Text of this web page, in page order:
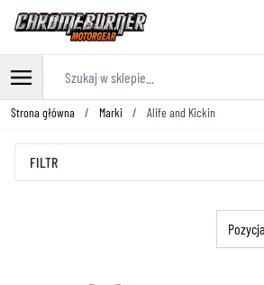
Przejdź do treści
Strona główna / Marki / Alife and Kickin
FILTR